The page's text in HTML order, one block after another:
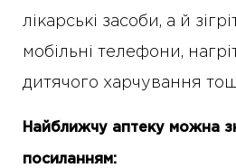
лікарські засоби, а й
мобільні телефони,
дитячого харчування
Найближчу аптеку можна
посиланням: